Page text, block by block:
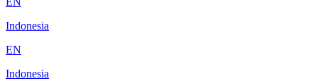
Indonesia
EN
Indonesia